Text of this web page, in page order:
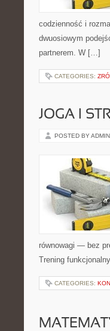
codzienność i
dwuosiowym
partnerem. W […]
CATEGORIES:
JOGA I
POSTED BY ADMIN
równowagi — bez
Trening
CATEGORIES: